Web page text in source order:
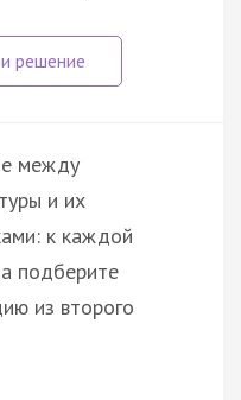
между
и их
к каждой
подберите
из второго